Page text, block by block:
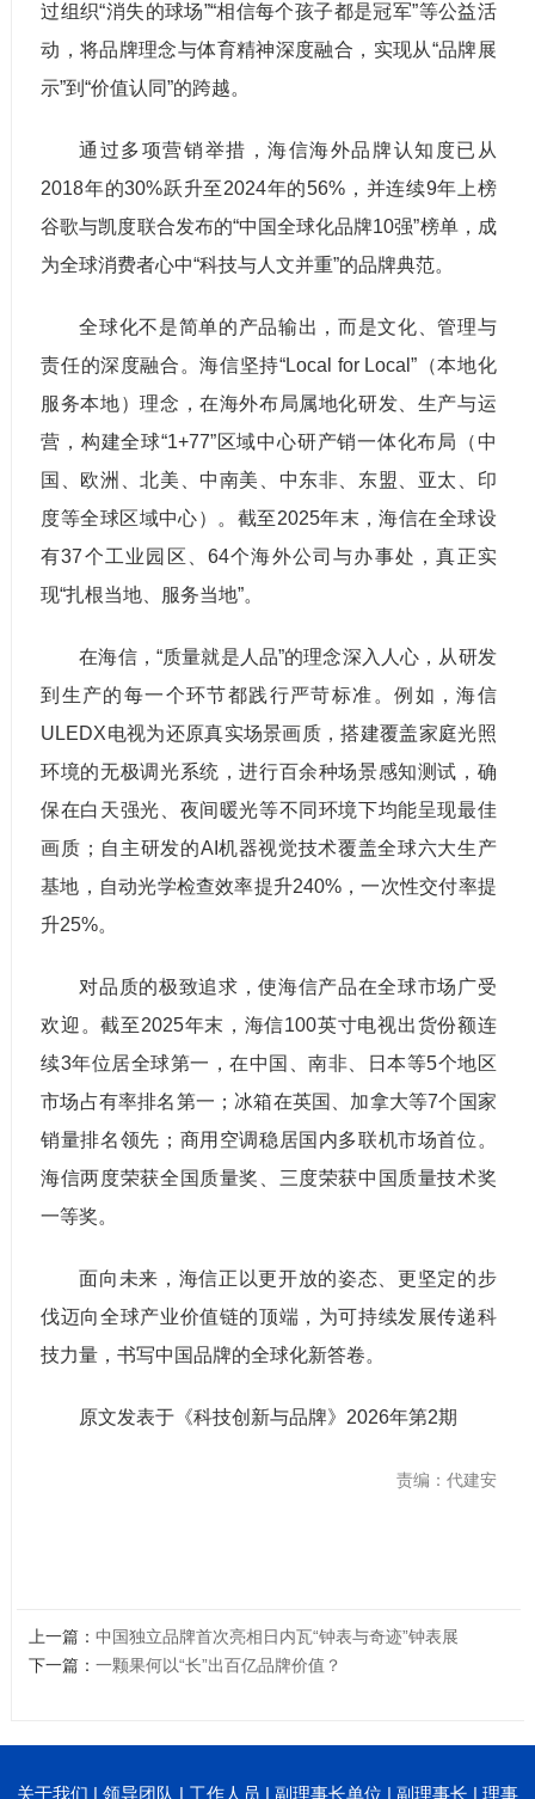
过组织“消失的球场”“相信每个孩子都是冠军”等公益活
动，将品牌理念与体育精神深度融合，实现从“品牌展
示”到“价值认同”的跨越。
通过多项营销举措，海信海外品牌认知度已从
2018年的30%跃升至2024年的56%，并连续9年上榜
谷歌与凯度联合发布的“中国全球化品牌10强”榜单，成
为全球消费者心中“科技与人文并重”的品牌典范。
全球化不是简单的产品输出，而是文化、管理与
责任的深度融合。海信坚持“Local for Local”（本地化
服务本地）理念，在海外布局属地化研发、生产与运
营，构建全球“1+77”区域中心研产销一体化布局（中
国、欧洲、北美、中南美、中东非、东盟、亚太、印
度等全球区域中心）。截至2025年末，海信在全球设
有37个工业园区、64个海外公司与办事处，真正实
现“扎根当地、服务当地”。
在海信，“质量就是人品”的理念深入人心，从研发
到生产的每一个环节都践行严苛标准。例如，海信
ULEDX电视为还原真实场景画质，搭建覆盖家庭光照
环境的无极调光系统，进行百余种场景感知测试，确
保在白天强光、夜间暖光等不同环境下均能呈现最佳
画质；自主研发的AI机器视觉技术覆盖全球六大生产
基地，自动光学检查效率提升240%，一次性交付率提
升25%。
对品质的极致追求，使海信产品在全球市场广受
欢迎。截至2025年末，海信100英寸电视出货份额连
续3年位居全球第一，在中国、南非、日本等5个地区
市场占有率排名第一；冰箱在英国、加拿大等7个国家
销量排名领先；商用空调稳居国内多联机市场首位。
海信两度荣获全国质量奖、三度荣获中国质量技术奖
一等奖。
面向未来，海信正以更开放的姿态、更坚定的步
伐迈向全球产业价值链的顶端，为可持续发展传递科
技力量，书写中国品牌的全球化新答卷。
原文发表于《科技创新与品牌》2026年第2期
责编：代建安
上一篇：中国独立品牌首次亮相日内瓦“钟表与奇迹”钟表展
下一篇：一颗果何以“长”出百亿品牌价值？
关于我们 | 领导团队 | 工作人员 | 副理事长单位 | 副理事长 | 理事